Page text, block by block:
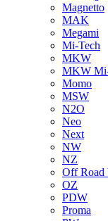
Magnetto
MAK
Megami
Mi-Tech
MKW
MKW
Momo
MSW
N2O
Neo
Next
NW
NZ
Off Road
OZ
PDW
Proma